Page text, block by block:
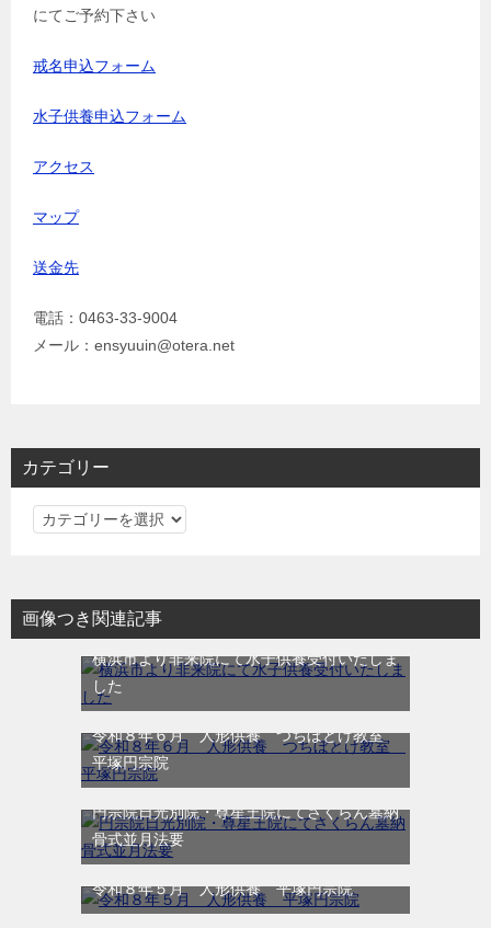
にてご予約下さい
戒名申込フォーム
水子供養申込フォーム
アクセス
マップ
送金先
電話：0463-33-9004
メール：ensyuuin@otera.net
カテゴリー
カ
リ
ー
画像つき関連記事
横浜市より非来院にて水子供養受付いたしま
した
令和８年６月 人形供養 つちぼとけ教室
平塚円宗院
円宗院日光別院・尊星王院にてさくらん墓納
骨式並月法要
令和８年５月 人形供養 平塚円宗院